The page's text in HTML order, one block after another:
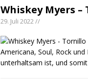
Whiskey Myers
29. Juli 2022 //
Americana, Soul, Rock
unterhaltsam ist, und